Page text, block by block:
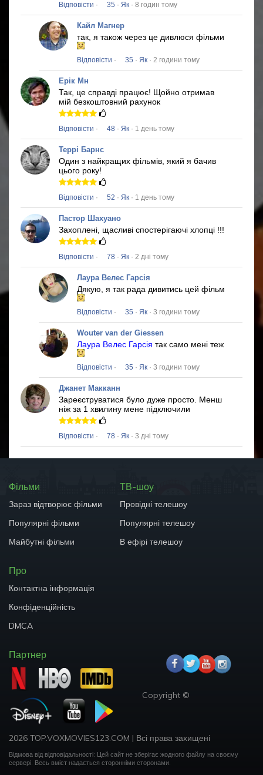
Відповісти · 35 · Як · 8 годин тому
Кайл Магнер
так, я також через це дивлюся фільми
Відповісти · 35 · Як · 2 години тому
Ерік Мн
Так, це справді працює! Щойно отримав
мій безкоштовний рахунок
Відповісти · 48 · Як · 1 день тому
Террі Барнс
Один з найкращих фільмів, який я бачив
цього року!
Відповісти · 52 · Як · 1 день тому
Пастор Шахуано
Захоплені, щасливі спостерігаючі хлопці !!!
Відповісти · 78 · Як · 2 дні тому
Лаура Велес Гарсія
Дякую, я так рада дивитись цей фільм
Відповісти · 35 · Як · 3 години тому
Wouter van der Giessen
Лаура Велес Гарсія так само мені теж
Відповісти · 35 · Як · 3 години тому
Джанет Макканн
Зареєструватися було дуже просто. Менш
ніж за 1 хвилину мене підключили
Відповісти · 78 · Як · 3 дні тому
Фільми
Зараз відтворює фільми
Популярні фільми
Майбутні фільми
ТВ-шоу
Провідні телешоу
Популярні телешоу
В ефірі телешоу
Про
Контактна інформація
Конфіденційність
DMCA
Партнер
Copyright ©
2026 TOP.VOXMOVIES123.COM | Всі права захищені
Відмова від відповідальності: Цей сайт не зберігає жодного файлу на своєму
сервері. Весь вміст надається сторонніми сторонами.